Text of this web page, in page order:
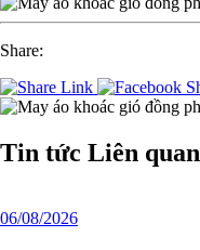
Share:
Tin tức Liên quan
06/08/2026